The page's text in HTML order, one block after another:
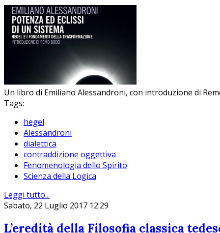
Un libro di Emiliano Alessandroni, con introduzione di
Tags:
hegel
Alessandroni
dialettica
contraddizione oggettiva
Fenomenologia dello Spirito
Scienza della Logica
Leggi tutto...
Sabato, 22 Luglio 2017 12:29
L’eredità della Filosofia classica